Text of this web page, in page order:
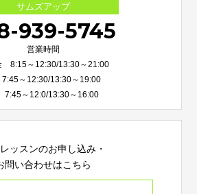
サムズアップ
939-5745
営業時間
8:15～12:30/13:30～21:00
～12:30/13:30～19:00
～12:0/13:30～16:00
ッスンのお申し込み・
問い合わせはこちら